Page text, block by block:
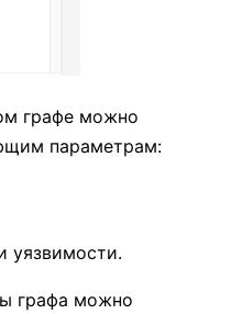
графе можно
параметрам:
уязвимости.
графа можно